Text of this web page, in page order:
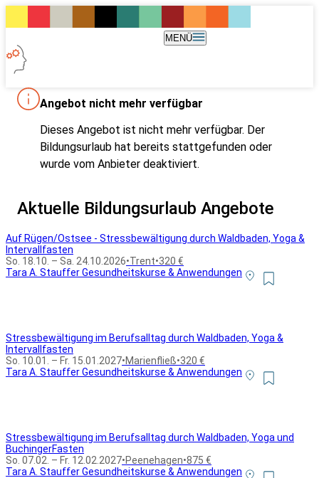
MENÜ
Angebot nicht mehr verfügbar
Dieses Angebot ist nicht mehr verfügbar. Der
Bildungsurlaub hat bereits stattgefunden oder
wurde vom Anbieter deaktiviert.
Aktuelle Bildungsurlaub Angebote
Auf Rügen/Ostsee - Stressbewältigung durch Waldbaden, Yoga &
Intervallfasten
So. 18.10. – Sa. 24.10.2026•Trent•320 €
Tara A. Stauffer Gesundheitskurse & Anwendungen
Stressbewältigung im Berufsalltag durch Waldbaden, Yoga &
Intervallfasten
So. 10.01. – Fr. 15.01.2027•Marienfließ•320 €
Tara A. Stauffer Gesundheitskurse & Anwendungen
Stressbewältigung im Berufsalltag durch Waldbaden, Yoga und
BuchingerFasten
So. 07.02. – Fr. 12.02.2027•Peenehagen•875 €
Tara A. Stauffer Gesundheitskurse & Anwendungen